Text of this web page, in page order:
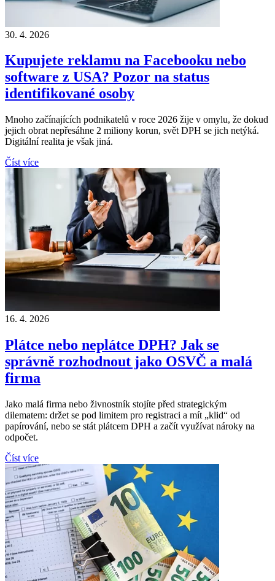
30. 4. 2026
Kupujete reklamu na Facebooku nebo
software z USA? Pozor na status
identifikované osoby
Mnoho začínajících podnikatelů v roce 2026 žije v omylu, že dokud
jejich obrat nepřesáhne 2 miliony korun, svět DPH se jich netýká.
Digitální realita je však jiná.
Číst více
16. 4. 2026
Plátce nebo neplátce DPH? Jak se
správně rozhodnout jako OSVČ a malá
firma
Jako malá firma nebo živnostník stojíte před strategickým
dilematem: držet se pod limitem pro registraci a mít „klid“ od
papírování, nebo se stát plátcem DPH a začít využívat nároky na
odpočet.
Číst více